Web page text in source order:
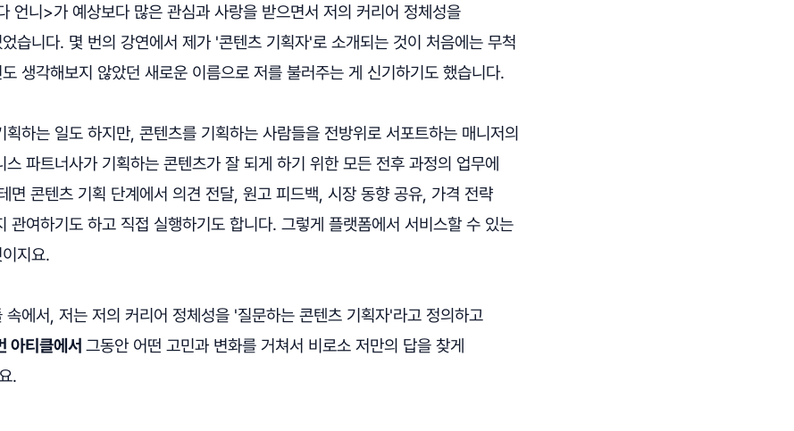
언니>가 예상보다 많은 관심과 사랑을 받으면서 저의 커리어 정체성을
습니다. 몇 번의 강연에서 제가 '콘텐츠 기획자'로 소개되는 것이 처음에는 무척
생각해보지 않았던 새로운 이름으로 저를 불러주는 게 신기하기도 했습니다.
하는 일도 하지만, 콘텐츠를 기획하는 사람들을 전방위로 서포트하는 매니저의
스 파트너사가 기획하는 콘텐츠가 잘 되게 하기 위한 모든 전후 과정의 업무에
면 콘텐츠 기획 단계에서 의견 전달, 원고 피드백, 시장 동향 공유, 가격 전략
관여하기도 하고 직접 실행하기도 합니다. 그렇게 플랫폼에서 서비스할 수 있는
지요.
속에서, 저는 저의 커리어 정체성을 '질문하는 콘텐츠 기획자'라고 정의하고
아티클에서 그동안 어떤 고민과 변화를 거쳐서 비로소 저만의 답을 찾게
.